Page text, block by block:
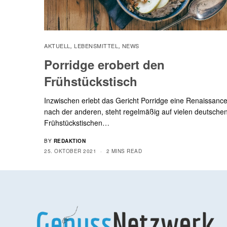
AKTUELL , LEBENSMITTEL , NEWS
Porridge erobert den
Frühstückstisch
Inzwischen erlebt das Gericht Porridge eine
nach der anderen, steht regelmäßig auf vielen
Frühstückstischen…
BY REDAKTION
25. OKTOBER 2021
2 MINS READ